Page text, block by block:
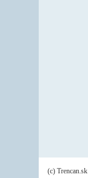
(c) Trencan.sk